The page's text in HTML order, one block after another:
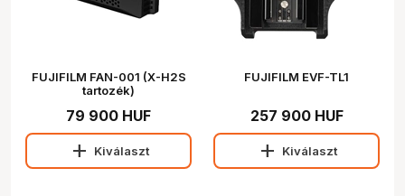
FUJIFILM FAN-001 (X-H2S
tartozék)
79 900 HUF
add Kiválaszt
FUJIFILM EVF-TL1
257 900 HUF
add Kiválaszt